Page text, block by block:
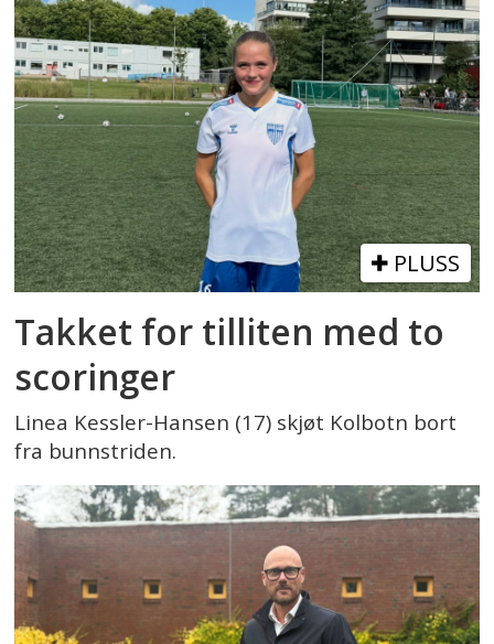
PLUSS
Takket for tilliten med to
scoringer
Linea Kessler-Hansen (17) skjøt Kolbotn bort
fra bunnstriden.